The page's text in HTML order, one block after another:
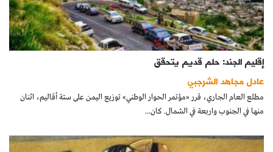
إقليم الجند: حلم قديم يتحقق
عادل مجاهد الشرجبي
مطلع العام الجاري، قرر «مؤتمر الحوار الوطني» توزيع اليمن على ستة أقاليم، اثنان
منها في الجنوب واربعة في الشمال. كان...